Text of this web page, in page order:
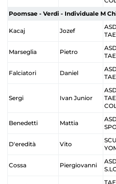
Poomsae - Verdi - Individuale M
Kacaj Jozef
Marseglia Pietro
Falciatori Daniel
Sergi Ivan Junior
Benedetti Mattia
D'eredità Vito
Cossa Piergiovanni